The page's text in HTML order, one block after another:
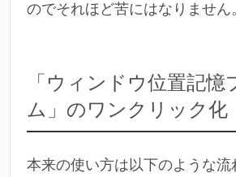
のでそれほど苦にはなりません
「ウィンドウ位置記憶
ム」のワンクリック化
本来の使い方は以下のような流